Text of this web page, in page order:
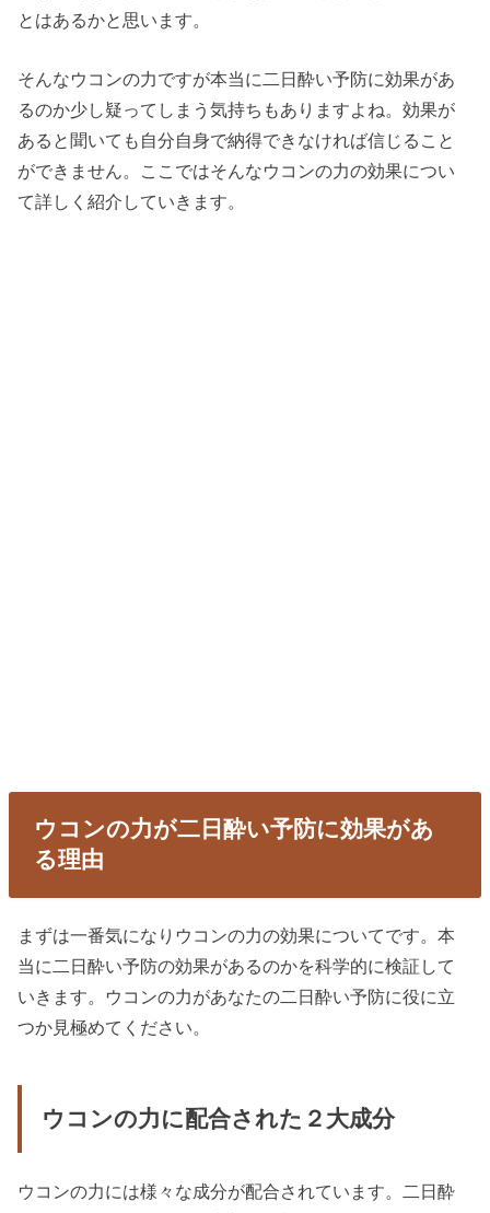
とはあるかと思います。
そんなウコンの力ですが本当に二日酔い予防に効果があ
るのか少し疑ってしまう気持ちもありますよね。効果が
あると聞いても自分自身で納得できなければ信じること
ができません。ここではそんなウコンの力の効果につい
て詳しく紹介していきます。
ウコンの力が二日酔い予防に効果があ
る理由
まずは一番気になりウコンの力の効果についてです。本
当に二日酔い予防の効果があるのかを科学的に検証して
いきます。ウコンの力があなたの二日酔い予防に役に立
つか見極めてください。
ウコンの力に配合された２大成分
ウコンの力には様々な成分が配合されています。二日酔